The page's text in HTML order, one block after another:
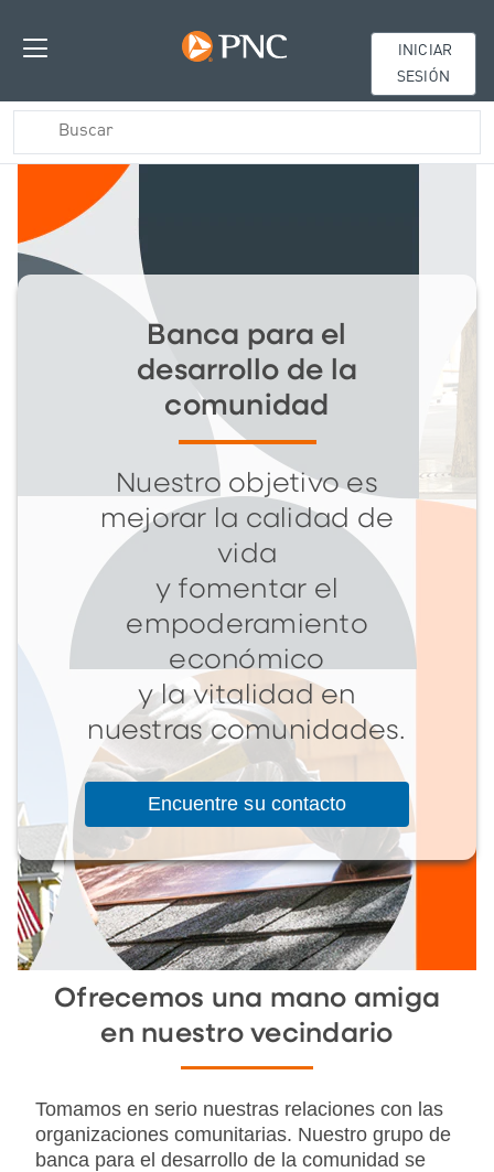
INICIAR
SESIÓN
Banca para el
desarrollo de la
comunidad
Nuestro objetivo es
mejorar la calidad de
vida
y fomentar el
empoderamiento
económico
y la vitalidad en
nuestras comunidades.
Encuentre su contacto
Ofrecemos una mano amiga
en nuestro vecindario
Tomamos en serio nuestras relaciones con las
organizaciones comunitarias. Nuestro grupo de
banca para el desarrollo de la comunidad se